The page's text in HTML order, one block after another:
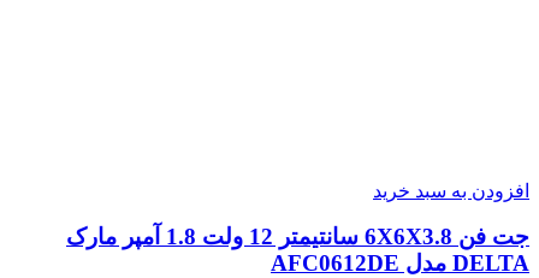
افزودن به سبد خرید
جت فن 6X6X3.8 سانتیمتر 12 ولت 1.8 آمپر مارک
DELTA مدل AFC0612DE